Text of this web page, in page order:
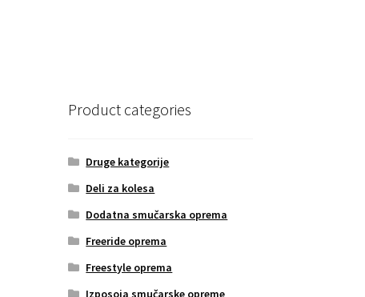
Product categories
Druge kategorije
Deli za kolesa
Dodatna smučarska oprema
Freeride oprema
Freestyle oprema